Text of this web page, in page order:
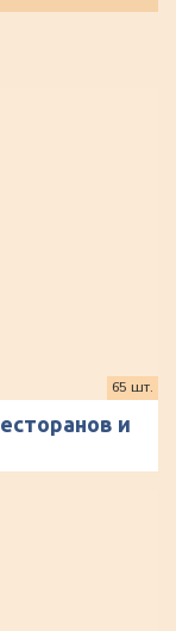
и
65 шт.